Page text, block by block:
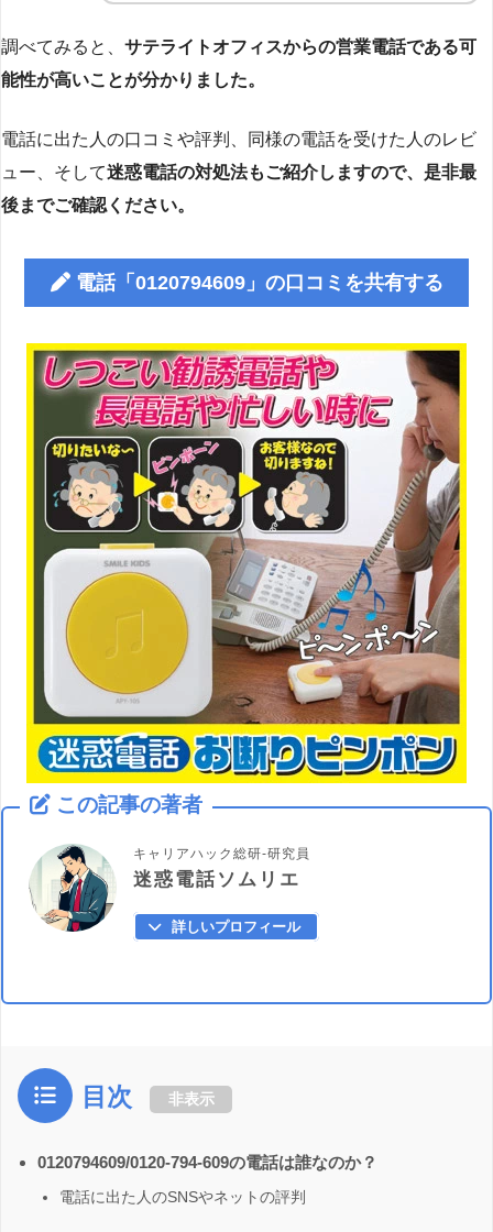
調べてみると、 サテライトオフィスからの営業電話である可
能性が高いことが分かりました。
電話に出た人の口コミや評判、同様の電話を受けた人のレビ
ュー、そして迷惑電話の対処法もご紹介しますので、是非最
後までご確認ください。
電話「0120794609」の口コミを共有する
この記事の著者
キャリアハック総研-研究員
迷惑電話ソムリエ
詳しいプロフィール
目次 非表示
0120794609/0120-794-609の電話は誰なのか？
電話に出た人のSNSやネットの評判